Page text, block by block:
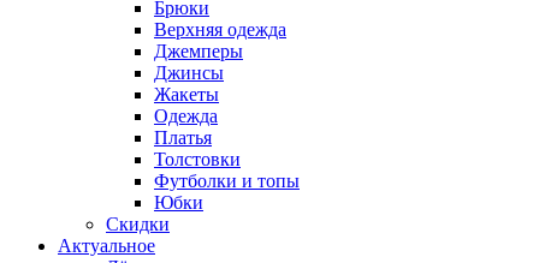
Брюки
Верхняя одежда
Джемперы
Джинсы
Жакеты
Одежда
Платья
Толстовки
Футболки и топы
Юбки
Скидки
Актуальное